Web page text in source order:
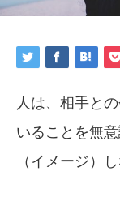
人は、相手と
いることを無
（イメージ）